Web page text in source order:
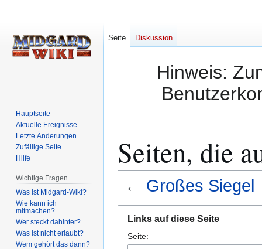
Hinweis:
Seiten, die
← Großes Siegel
Navigation
springen
Suche
springen
Links auf diese Seite
Seite:
Seite Diskussion
Hauptseite
Aktuelle Ereignisse
Letzte Änderungen
Zufällige Seite
Hilfe
Wichtige Fragen
Was ist Midgard-Wiki?
Wie kann ich
mitmachen?
Wer steckt dahinter?
Was ist nicht erlaubt?
Wem gehört das dann?